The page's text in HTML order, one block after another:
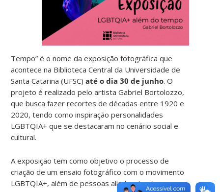
Tempo” é o nome da exposição fotográfica que
acontece na Biblioteca Central da Universidade de
Santa Catarina (UFSC) até o dia 30 de junho. O
projeto é realizado pelo artista Gabriel Bortolozzo,
que busca fazer recortes de décadas entre 1920 e
2020, tendo como inspiração personalidades
LGBTQIA+ que se destacaram no cenário social e
cultural.
A exposição tem como objetivo o processo de
criação de um ensaio fotográfico com o movimento
LGBTQIA+, além de pessoas aliadas, tendo como